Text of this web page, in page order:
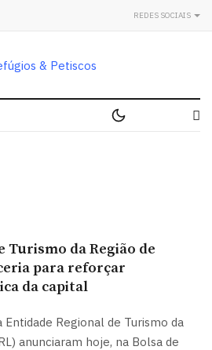
REDES SOCIAIS
Turismo da Região de
para reforçar
da capital
Entidade Regional de Turismo da
anunciaram hoje, na Bolsa de